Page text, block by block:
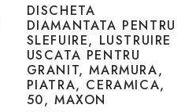
DISCHETA
DIAMANTATA PENTRU
SLEFUIRE, LUSTRUIRE
USCATA PENTRU
GRANIT, MARMURA,
PIATRA, CERAMICA,
50, MAXON